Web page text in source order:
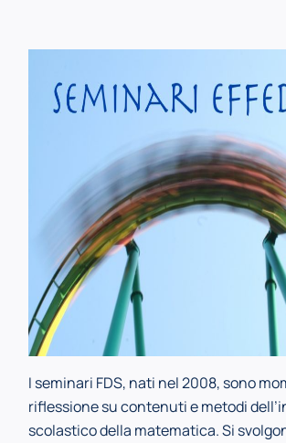
I seminari FDS, nati nel 2008, sono
riflessione su contenuti e metodi
scolastico della matematica. Si